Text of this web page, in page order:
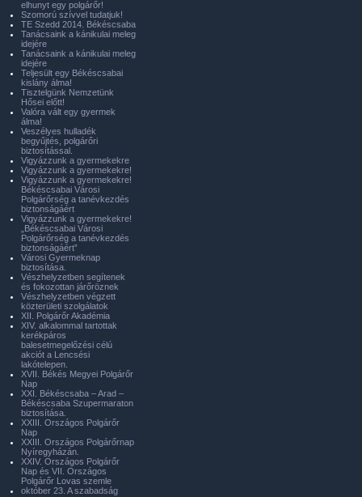
elhunyt egy polgárőr!
Szomorú szívvel tudatjuk!
TE Szedd 2014. Békéscsaba
Tanácsaink a kánikulai meleg
idejére
Tanácsaink a kánikulai meleg
idejére
Teljesült egy Békéscsabai
kislány álma!
Tisztelgünk Nemzetünk
Hősei előtt!
Valóra vált egy gyermek
álma!
Veszélyes hulladék
begyűjtés, polgárőri
biztosítással.
Vigyázzunk a gyermekekre
Vigyázzunk a gyermekekre!
Vigyázzunk a gyermekekre!
Békéscsabai Városi
Polgárőrség a tanévkezdés
biztonságáért
Vigyázzunk a gyermekekre!
„Békéscsabai Városi
Polgárőrség a tanévkezdés
biztonságáért”
Városi Gyermeknap
biztosítása.
Vészhelyzetben segítenek
és fokozottan járőröznek
Vészhelyzetben végzett
közterületi szolgálatok
XII. Polgárőr Akadémia
XIV. alkalommal tartottak
kerékpáros
balesetmegelőzési célú
akciót a Lencsési
lakótelepen.
XVII. Békés Megyei Polgárőr
Nap
XXI. Békéscsaba – Arad –
Békéscsaba Szupermaraton
biztosítása.
XXIII. Országos Polgárőr
Nap
XXIII. Országos Polgárőrnap
Nyíregyházán.
XXIV. Országos Polgárőr
Nap és VII. Országos
Polgárőr Lovas szemle
október 23. A szabadság